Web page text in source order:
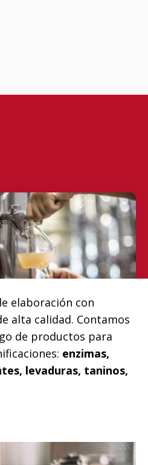
elaboración con
alta calidad. Contamos
de productos para
enzimas,
levaduras, taninos,